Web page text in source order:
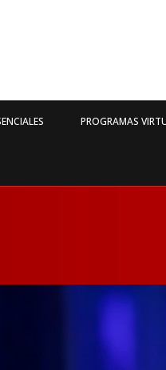
PROGRAMAS